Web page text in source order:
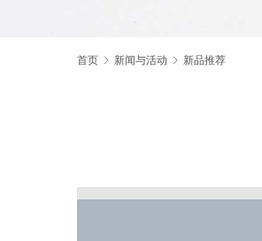
首页 新闻与活动 新品推荐